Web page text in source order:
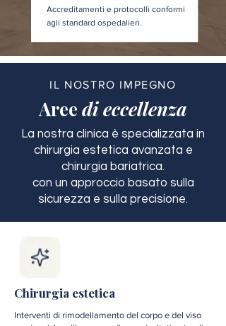
Accreditamenti e protocolli conformi
agli standard ospedalieri.
IL NOSTRO IMPEGNO
Aree di eccellenza
La nostra clinica è specializzata in
chirurgia estetica avanzata e
chirurgia bariatrica.
con un approccio basato sulla
sicurezza e sulla precisione.
Chirurgia estetica
Interventi di rimodellamento del corpo e del viso